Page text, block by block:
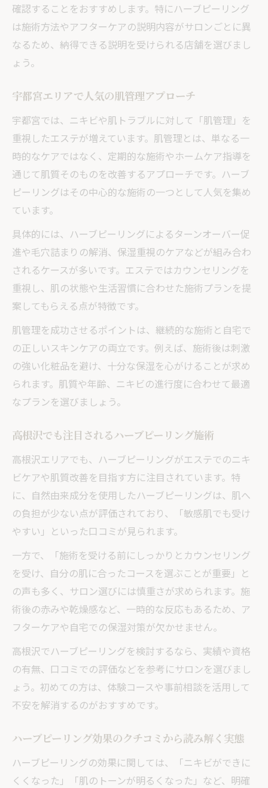
確認することをおすすめします。特にハーブピーリング
は施術方法やアフターケアの説明内容がサロンごとに異
なるため、納得できる説明を受けられる店舗を選びまし
ょう。
宇都宮エリアで人気の肌管理アプローチ
宇都宮では、ニキビや肌トラブルに対して「肌管理」を
重視したエステが増えています。肌管理とは、単なる一
時的なケアではなく、定期的な施術やホームケア指導を
通じて肌質そのものを改善するアプローチです。ハーブ
ピーリングはその中心的な施術の一つとして人気を集め
ています。
具体的には、ハーブピーリングによるターンオーバー促
進や毛穴詰まりの解消、保湿重視のケアなどが組み合わ
されるケースが多いです。エステではカウンセリングを
重視し、肌の状態や生活習慣に合わせた施術プランを提
案してもらえる点が特徴です。
肌管理を成功させるポイントは、継続的な施術と自宅で
の正しいスキンケアの両立です。例えば、施術後は刺激
の強い化粧品を避け、十分な保湿を心がけることが求め
られます。肌質や年齢、ニキビの進行度に合わせて最適
なプランを選びましょう。
高根沢でも注目されるハーブピーリング施術
高根沢エリアでも、ハーブピーリングがエステでのニキ
ビケアや肌質改善を目指す方に注目されています。特
に、自然由来成分を使用したハーブピーリングは、肌へ
の負担が少ない点が評価されており、「敏感肌でも受け
やすい」といった口コミが見られます。
一方で、「施術を受ける前にしっかりとカウンセリング
を受け、自分の肌に合ったコースを選ぶことが重要」と
の声も多く、サロン選びには慎重さが求められます。施
術後の赤みや乾燥感など、一時的な反応もあるため、ア
フターケアや自宅での保湿対策が欠かせません。
高根沢でハーブピーリングを検討するなら、実績や資格
の有無、口コミでの評価などを参考にサロンを選びまし
ょう。初めての方は、体験コースや事前相談を活用して
不安を解消するのがおすすめです。
ハーブピーリング効果のクチコミから読み解く実態
ハーブピーリングの効果に関しては、「ニキビができに
くくなった」「肌のトーンが明るくなった」など、明確